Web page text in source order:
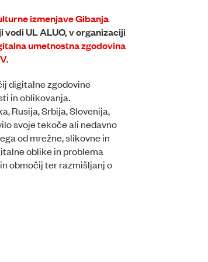
izmenjave Gibanja
vodi UL ALUO, v organizaciji
umetnostna zgodovina
.
digitalne zgodovine
in oblikovanja.
Rusija, Srbija, Slovenija,
svoje tekoče ali nedavno
od mrežne, slikovne in
oblike in problema
območij ter razmišljanj o